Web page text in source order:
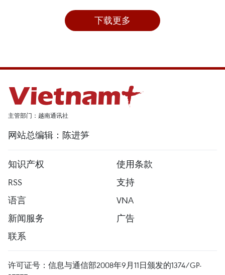
下载更多
主管部门：越南通讯社
网站总编辑：陈进笋
知识产权
使用条款
RSS
支持
语言
VNA
新闻服务
广告
联系
许可证号：信息与通信部2008年9月11日颁发的1374/GP-